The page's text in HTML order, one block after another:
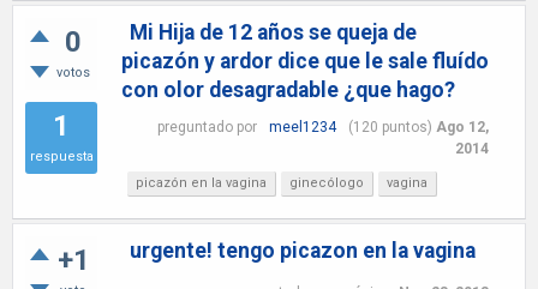
0
votos
1
respuesta
Mi Hija de 12 años se queja de
picazón y ardor dice que le sale fluído
con olor desagradable ¿que hago?
preguntado por meel1234 (120 puntos) Ago 12,
2014
picazón en la vagina ginecólogo vagina
+1 urgente! tengo picazon en la vagina